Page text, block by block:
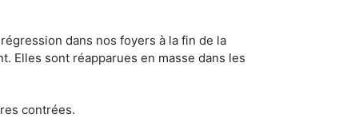
dans nos foyers à la fin de la
Elles sont réapparues en masse dans les
contrées.